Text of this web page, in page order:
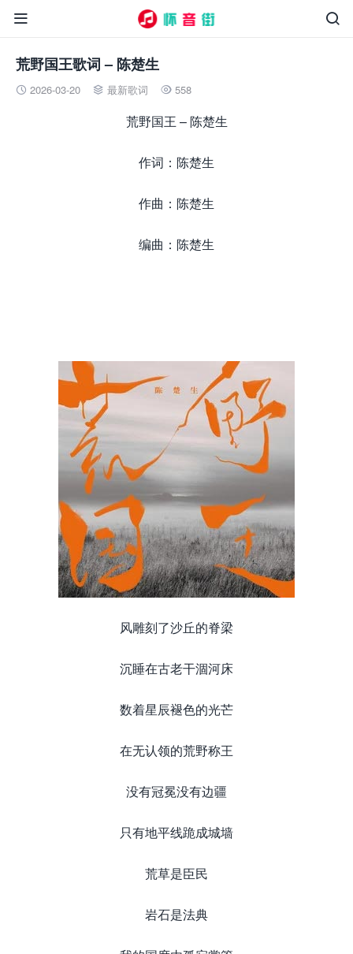


荒野国王歌词 – 陈楚生
 2026-03-20  最新歌词  558
荒野国王 – 陈楚生
作词：陈楚生
作曲：陈楚生
编曲：陈楚生
风雕刻了沙丘的脊梁
沉睡在古老干涸河床
数着星辰褪色的光芒
在无认领的荒野称王
没有冠冕没有边疆
只有地平线跪成城墙
荒草是臣民
岩石是法典